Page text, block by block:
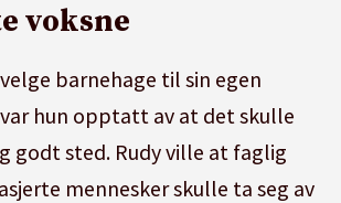
voksne
barnehage til sin egen
hun opptatt av at det skulle
godt sted. Rudy ville at faglig
mennesker skulle ta seg av